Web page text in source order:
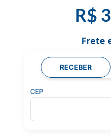
R$
Frete
RECEBER
CEP